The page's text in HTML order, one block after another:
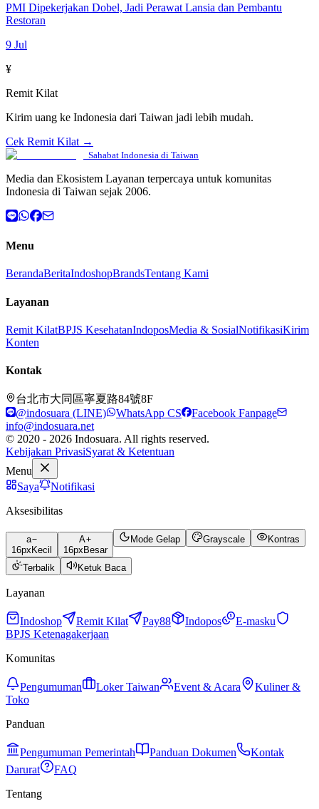
PMI Dipekerjakan Dobel, Jadi Perawat Lansia dan Pembantu
Restoran
9 Jul
¥
Remit Kilat
Kirim uang ke Indonesia dari Taiwan jadi lebih mudah.
Cek Remit Kilat →
Sahabat Indonesia di Taiwan
Media dan Ekosistem Layanan terpercaya untuk komunitas
Indonesia di Taiwan sejak 2006.
Menu
BerandaBeritaIndoshopBrandsTentang Kami
Layanan
Remit KilatBPJS KesehatanIndoposMedia & SosialNotifikasiKirim
Konten
Kontak
台北市大同區寧夏路84號8F
@indosuara (LINE)
WhatsApp CS
Facebook Fanpage
info@indosuara.net
© 2020 - 2026 Indosuara. All rights reserved.
Kebijakan PrivasiSyarat & Ketentuan
Menu
Saya
Notifikasi
Aksesibilitas
a
16px Kecil
A
16px Besar
Mode Gelap Grayscale Kontras
Terbalik Ketuk Baca
Layanan
Indoshop Remit Kilat Pay88 Indopos
E-masku
BPJS Ketenagakerjaan
Komunitas
Pengumuman Loker Taiwan Event & Acara
Kuliner &
Toko
Panduan
Pengumuman Pemerintah Panduan Dokumen
Kontak
Darurat
FAQ
Tentang